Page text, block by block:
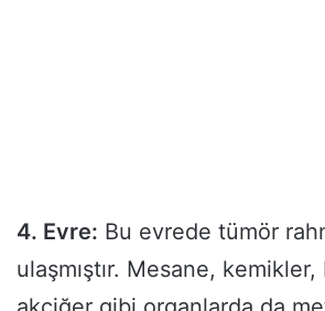
4. Evre: Bu evrede tümör
ulaşmıştır. Mesane,